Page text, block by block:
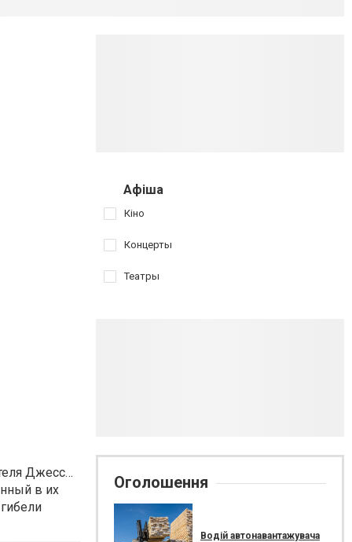
Джесс…
в их
Афіша
Кіно
Концерты
Театры
Оголошення
Водій автонавантажувача